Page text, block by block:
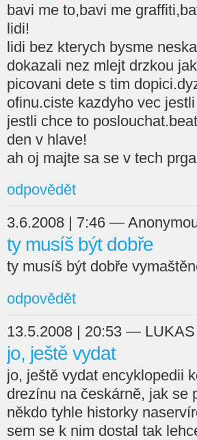
bavi me to,bavi me
lidi!
lidi bez kterych bysme
dokazali nez mlejt drzkou
picovani dete s tim
ofinu.ciste kazdyho vec
jestli chce to
den v hlave!
ah oj majte sa se v tech
odpovědět
3.6.2008 | 7:46 —
ty musíš být dobře
ty musíš být dobře
odpovědět
13.5.2008 | 20:53 —
jo, ještě vydat
jo, ještě vydat encyklopedii
drezínu na českárně, jak se
někdo tyhle historky
sem se k nim dostal tak